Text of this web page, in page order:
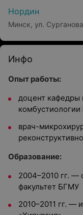
Нордин
Минск, ул.
Инфо
Опыт работы:
доцент кафедры
врач-
Образование:
2004–2010 гг. —
факультет БГМУ
2010–2011 гг. —